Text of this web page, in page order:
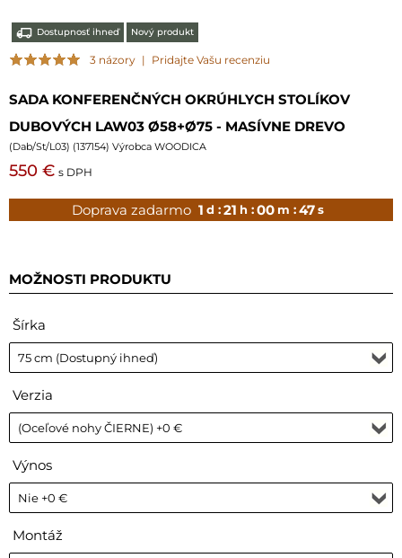
Dostupnosť ihneď Nový produkt
3 názory | Pridajte Vašu recenziu
SADA KONFERENČNÝCH OKRÚHLYCH STOLÍKOV
DUBOVÝCH LAW03 Ø58+Ø75 - MASÍVNE DREVO
(Dab/St/L03) (137154) Výrobca WOODICA
550 € s DPH
Doprava zadarmo 1 d :21 h :00 m :46 s
MOŽNOSTI PRODUKTU
Šírka
Verzia
Výnos
Montáž